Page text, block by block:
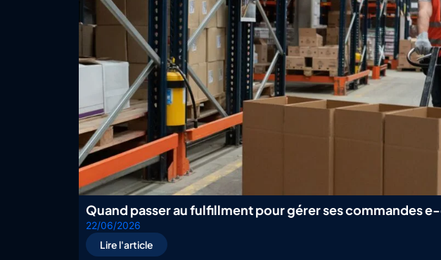
Quand passer au fulfillment pour gérer ses commandes
22/06/2026
Lire l'article